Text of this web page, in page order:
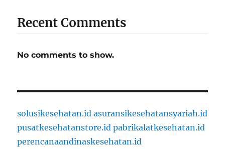
Recent Comments
No comments to show.
solusikesehatan.id asuransikesehatansyariah.id
pusatkesehatanstore.id pabrikalatkesehatan.id
perencanaandinaskesehatan.id